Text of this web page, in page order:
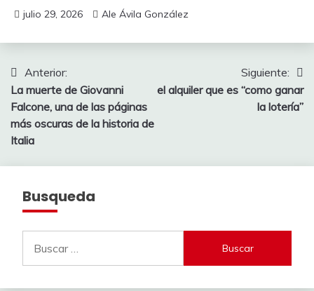
julio 29, 2026 Ale Ávila González
Navegación
de
entradas
Anterior:
La muerte de Giovanni
Falcone, una de las páginas
más oscuras de la historia de
Italia
Siguiente:
el alquiler que es “como ganar
la lotería”
Busqueda